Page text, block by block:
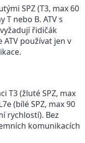
SPZ (T3, max 60
nebo B. ATV s
řidičák
ATV používat jen v
T3 (žluté SPZ, max
(bílé SPZ, max 90
rychlostí). Bez
komunikacích